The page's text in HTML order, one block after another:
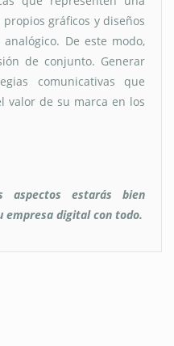
gráficos y diseños
De este modo,
de conjunto. Generar
comunicativas que
valor de su marca en los
aspectos estarás bien
empresa digital con todo.